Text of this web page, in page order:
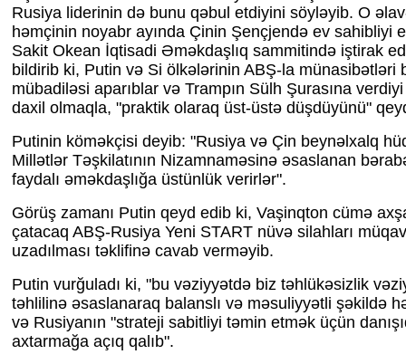
Rusiya liderinin də bunu qəbul etdiyini söyləyib. O
həmçinin noyabr ayında Çinin Şençjendə ev sahibliyi
Sakit Okean İqtisadi Əməkdaşlıq sammitində iştirak
bildirib ki, Putin və Si ölkələrinin ABŞ-la münasibətləri
mübadiləsi aparıblar və Trampın Sülh Şurasına
daxil olmaqla, "praktik olaraq üst-üstə düşdüyünü"
Putinin köməkçisi deyib: "Rusiya və Çin beynəlxalq
Millətlər Təşkilatının Nizamnaməsinə əsaslanan
faydalı əməkdaşlığa üstünlük verirlər".
Görüş zamanı Putin qeyd edib ki, Vaşinqton cümə
çatacaq ABŞ-Rusiya Yeni START nüvə silahları
uzadılması təklifinə cavab verməyib.
Putin vurğuladı ki, "bu vəziyyətdə biz təhlükəsizlik
təhlilinə əsaslanaraq balanslı və məsuliyyətli şəkildə
və Rusiyanın "strateji sabitliyi təmin etmək üçün
axtarmağa açıq qalıb".